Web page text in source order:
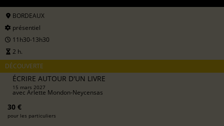
BORDEAUX
présentiel
11h30-13h30
2 h.
DÉCOUVERTE
ÉCRIRE AUTOUR D'UN LIVRE
15 mars 2027
avec Arlette Mondon-Neycensas
30 €
pour les particuliers